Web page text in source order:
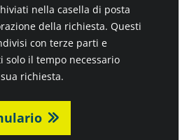
nella casella di posta
della richiesta. Questi
con terze parti e
solo il tempo necessario
richiesta.